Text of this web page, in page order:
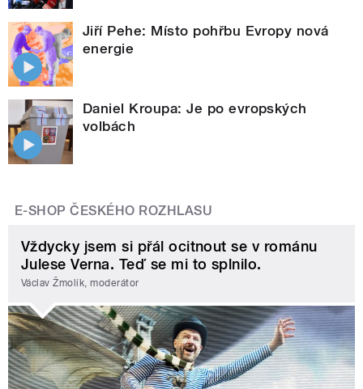
Jiří Pehe: Místo pohřbu Evropy nová
energie
Daniel Kroupa: Je po evropských
volbách
E-SHOP ČESKÉHO ROZHLASU
Vždycky jsem si přál ocitnout se v románu
Julese Verna. Teď se mi to splnilo.
Václav Žmolík, moderátor